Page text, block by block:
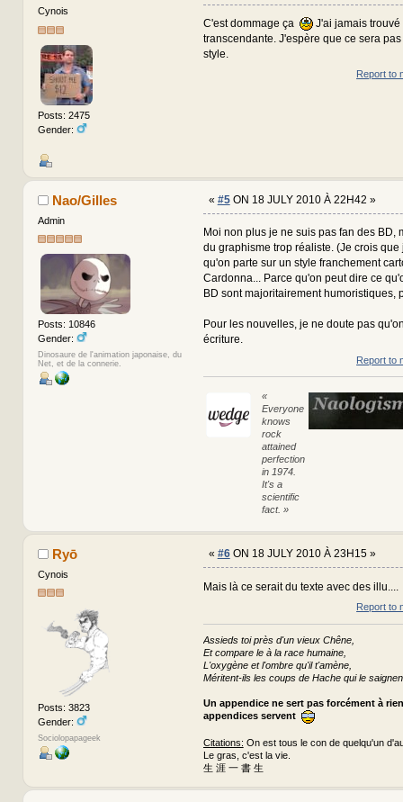
Cynois
Posts: 2475
Gender:
C'est dommage ça
J'ai jamais trouvé
transcendante. J'espère que ce sera
style.
Report to
Nao/Gilles
Admin
Posts: 10846
Gender:
Dinosaure de l'animation japonaise, du
Net, et de la connerie.
« #5ON 18 JULY 2010 À 22H42 »
Moi non plus je ne suis pas fan des BD,
du graphisme trop réaliste. (Je crois que
qu'on parte sur un style franchement
Cardonna... Parce qu'on peut dire ce
BD sont majoritairement humoristiques,
Pour les nouvelles, je ne doute pas
écriture.
Report to
«
Everyone
knows
rock
attained
perfection
in 1974.
It's a
scientific
fact. »
Ryō
Cynois
Posts: 3823
Gender:
Sociolopapageek
« #6ON 18 JULY 2010 À 23H15 »
Mais là ce serait du texte avec des illu....
Report to
Assieds toi près d'un vieux Chêne,
Et compare le à la race humaine,
L'oxygène et l'ombre qu'il t'amène,
Méritent-ils les coups de Hache qui le
Un appendice ne sert pas forcément à
appendices servent
Citations: On est tous le con de quelqu'un
Le gras, c'est la vie.
生 涯 一 書 生